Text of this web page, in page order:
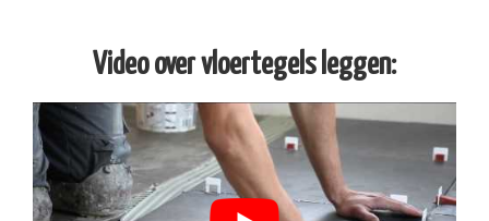
Video over vloertegels leggen: